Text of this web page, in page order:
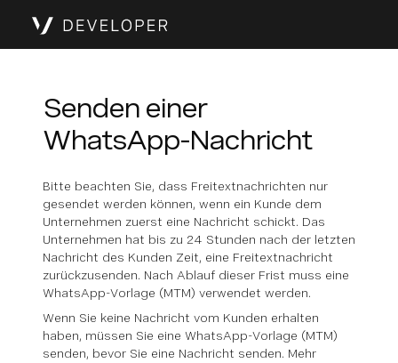
Senden einer
WhatsApp-Nachricht
Bitte beachten Sie, dass Freitextnachrichten nur
gesendet werden können, wenn ein Kunde dem
Unternehmen zuerst eine Nachricht schickt. Das
Unternehmen hat bis zu 24 Stunden nach der letzten
Nachricht des Kunden Zeit, eine Freitextnachricht
zurückzusenden. Nach Ablauf dieser Frist muss eine
WhatsApp-Vorlage (MTM) verwendet werden.
Wenn Sie keine Nachricht vom Kunden erhalten
haben, müssen Sie eine WhatsApp-Vorlage (MTM)
senden, bevor Sie eine Nachricht senden. Mehr